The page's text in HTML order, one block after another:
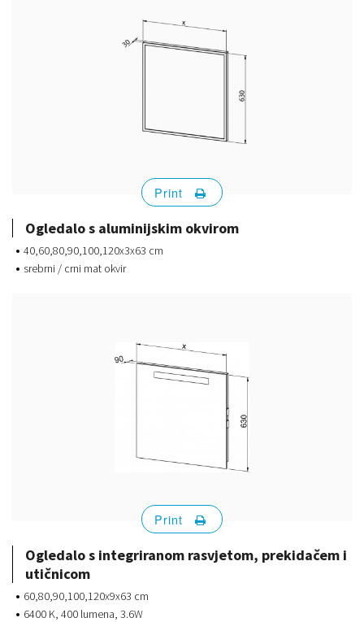
Ogledalo s aluminijskim okvirom
40,60,80,90,100,120x3x63 cm
srebrni / crni mat okvir
Print
Ogledalo s integriranom rasvjetom, prekidačem i
utičnicom
60,80,90,100,120x9x63 cm
6400 K, 400 lumena, 3.6W
Print